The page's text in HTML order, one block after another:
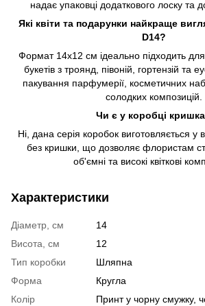
надає упаковці додаткового лоску та
Які квіти та подарунки найкраще
D14?
Формат 14х12 см ідеально підходить
букетів з троянд, півоній, гортензій та
пакування парфумерії, косметичних
солодких композицій.
Чи є у коробці
Ні, дана серія коробок виготовляється у
без кришки, що дозволяє флористам
об'ємні та високі квіткові
Характеристики
Діаметр, см
14
Висота, см
12
Тип коробки
Шляпна
Форма
Кругла
Колір
Принт у чорну смужку,